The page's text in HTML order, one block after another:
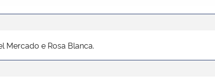
Mercado e Rosa Blanca.